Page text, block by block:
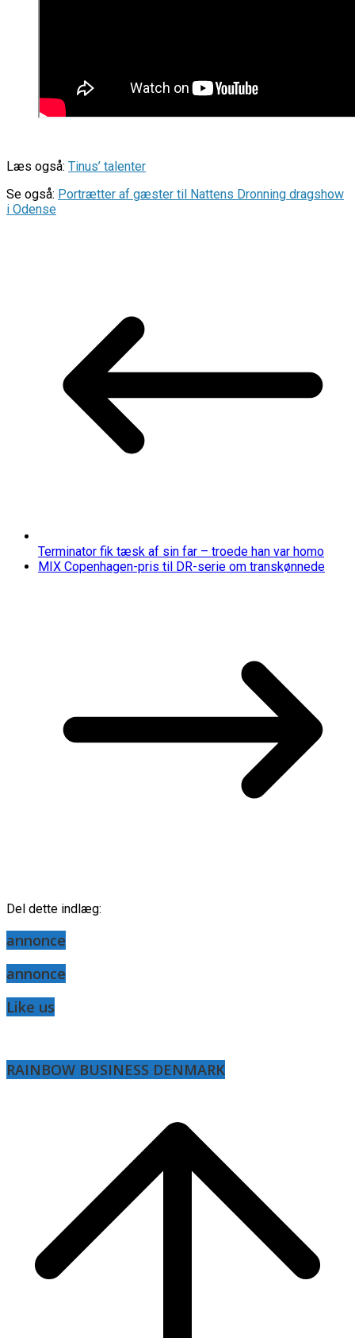
Læs også: Tinus’ talenter
Se også: Portrætter af gæster til Nattens Dronning dragshow
i Odense
Terminator fik tæsk af sin far – troede han var homo
MIX Copenhagen-pris til DR-serie om transkønnede
Del dette indlæg:
annonce
annonce
Like us
RAINBOW BUSINESS DENMARK